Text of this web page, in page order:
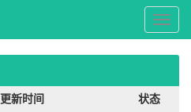
奇
书
网
更新时间 状态